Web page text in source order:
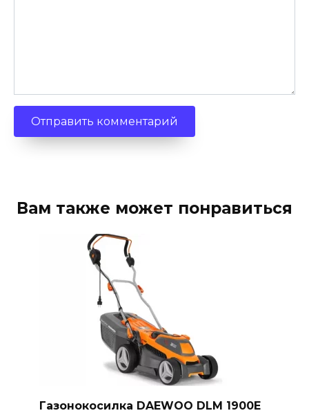
Вам также может понравиться
Газонокосилка DAEWOO DLM 1900E